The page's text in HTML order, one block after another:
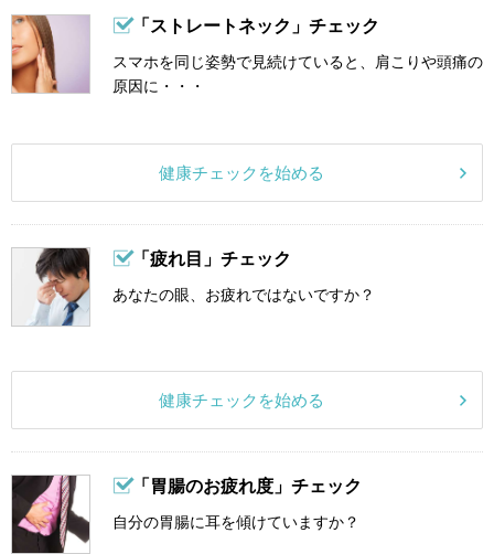
「ストレートネック」チェック
スマホを同じ姿勢で見続けていると、肩こりや頭痛の
原因に・・・
健康チェックを始める
「疲れ目」チェック
あなたの眼、お疲れではないですか？
健康チェックを始める
「胃腸のお疲れ度」チェック
自分の胃腸に耳を傾けていますか？